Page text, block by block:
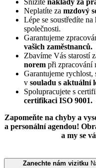
Snížíte náklady za
Neplatíte za mzdový
Lépe se soustředíte
společnosti.
Garantujeme
vašich zaměstnanců.
Zbavíme Vás starostí
norem při zpracování
Garantujeme rychlost,
v souladu s aktuální
Spolupracujete s
certifikaci ISO 9001.
Zapomeňte na chyby a
a personální agendou!
a my se
Zanechte nám vizitku